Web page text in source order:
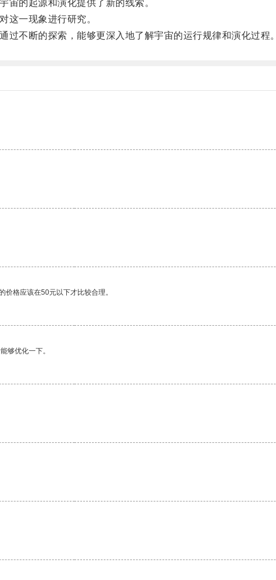
的起源和演化提供了新的线索。
一现象进行研究。
不断的探索，能够更深入地了解宇宙的运行规律和演化过程。
格应该在50元以下才比较合理。
够优化一下。